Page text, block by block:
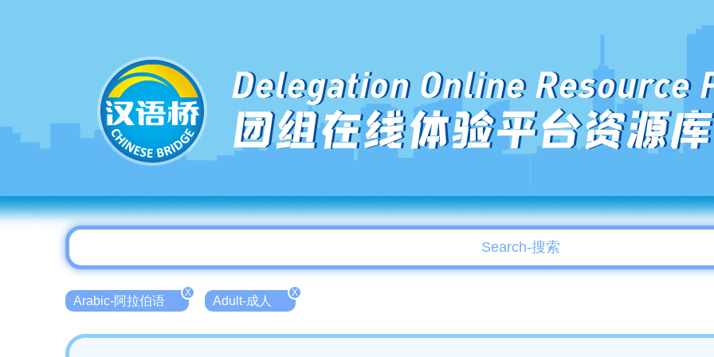
Delegation Online Resource
团组在线体验平台资源库
Arabic-阿拉伯语
X
Adult-成人
X